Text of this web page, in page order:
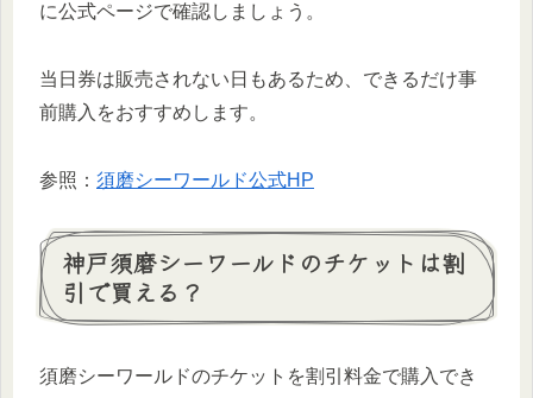
に公式ページで確認しましょう。
当日券は販売されない日もあるため、できるだけ事
前購入をおすすめします。
参照： 須磨シーワールド公式HP
神戸須磨シーワールドのチケットは割
引で買える？
須磨シーワールドのチケットを割引料金で購入でき